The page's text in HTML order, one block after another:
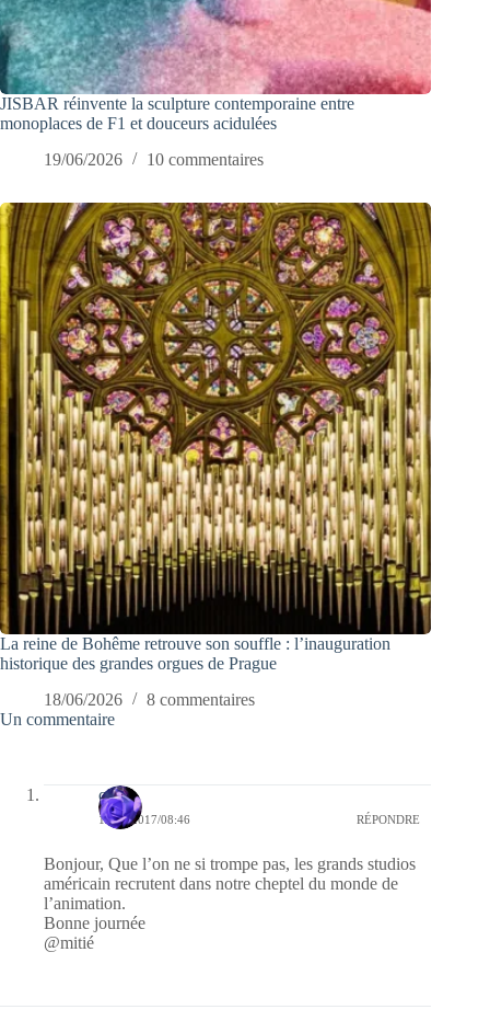
JISBAR réinvente la sculpture contemporaine entre
monoplaces de F1 et douceurs acidulées
19/06/2026
10 commentaires
La reine de Bohême retrouve son souffle : l’inauguration
historique des grandes orgues de Prague
18/06/2026
8 commentaires
Un commentaire
covix
12/06/2017/08:46 RÉPONDRE
Bonjour, Que l’on ne si trompe pas, les grands studios
américain recrutent dans notre cheptel du monde de
l’animation.
Bonne journée
@mitié